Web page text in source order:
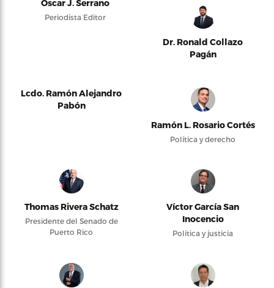
Oscar J. Serrano
Periodista Editor
Dr. Ronald Collazo
Pagán
Lcdo. Ramón Alejandro
Pabón
Ramón L. Rosario Cortés
Política y derecho
Thomas Rivera Schatz
Presidente del Senado de
Puerto Rico
Víctor García San
Inocencio
Política y justicia